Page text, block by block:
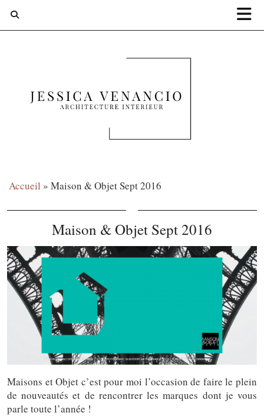
Accueil » Maison & Objet Sept 2016
Maison & Objet Sept 2016
Maisons et Objet c’est pour moi l’occasion de faire le plein
de nouveautés et de rencontrer les marques dont je vous
parle toute l’année !